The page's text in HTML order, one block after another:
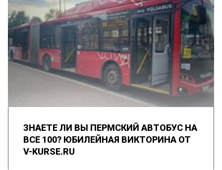
ЗНАЕТЕ ЛИ ВЫ ПЕРМСКИЙ АВТОБУС НА
ВСЕ 100? ЮБИЛЕЙНАЯ ВИКТОРИНА ОТ
V-KURSE.RU